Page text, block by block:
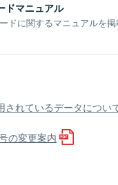
ドマニュアル
ドに関するマニュアルを掲
されているデータについ
の変更案内